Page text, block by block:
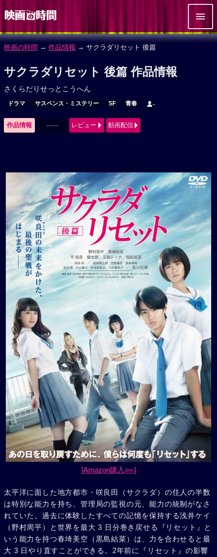
映画の時間 → 作品情報 → サクラダリセット 後篇
サクラダリセット 後篇 作品情報
さくらだりせっとこうへん
ドラマ サスペンス・ミステリー SF 青春 -
作品情報 ------ レビュー 動画配信
[Amazon購入 (PR)]
太平洋に面した地方都市・咲良田（サクラダ）の住人の半数
は特別な能力を持ち、管理局の監視の元、能力の統制がなさ
れていた。過去に体験したすべての記憶を保持する浅井ケイ
（野村周平）と世界を最大 3 日分巻き戻せる『リセット』と
いう能力を持つ春埼美空（黒島結菜）は、力を合わせると最
大 3 日やり直すことができる。2年前に『リセット』の影響